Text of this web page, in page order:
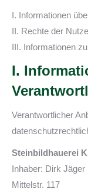
I. Informationen
II. Rechte der
III. Informationen
I.
Verantwortlicher
Steinbildhauerei
Inhaber: Dirk Jäger
Mittelstr. 117